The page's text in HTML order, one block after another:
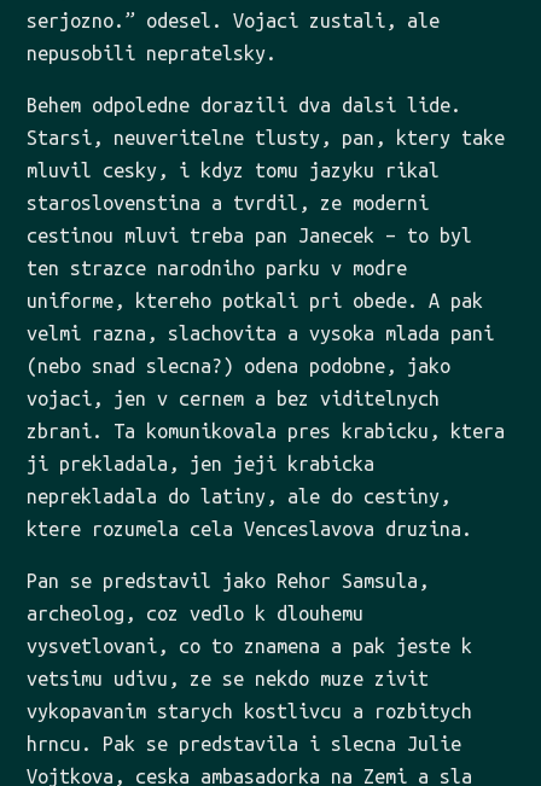
serjozno.” odesel. Vojaci zustali, ale
nepusobili nepratelsky.
Behem odpoledne dorazili dva dalsi lide.
Starsi, neuveritelne tlusty, pan, ktery take
mluvil cesky, i kdyz tomu jazyku rikal
staroslovenstina a tvrdil, ze moderni
cestinou mluvi treba pan Janecek – to byl
ten strazce narodniho parku v modre
uniforme, ktereho potkali pri obede. A pak
velmi razna, slachovita a vysoka mlada pani
(nebo snad slecna?) odena podobne, jako
vojaci, jen v cernem a bez viditelnych
zbrani. Ta komunikovala pres krabicku, ktera
ji prekladala, jen jeji krabicka
neprekladala do latiny, ale do cestiny,
ktere rozumela cela Venceslavova druzina.
Pan se predstavil jako Rehor Samsula,
archeolog, coz vedlo k dlouhemu
vysvetlovani, co to znamena a pak jeste k
vetsimu udivu, ze se nekdo muze zivit
vykopavanim starych kostlivcu a rozbitych
hrncu. Pak se predstavila i slecna Julie
Vojtkova, ceska ambasadorka na Zemi a sla